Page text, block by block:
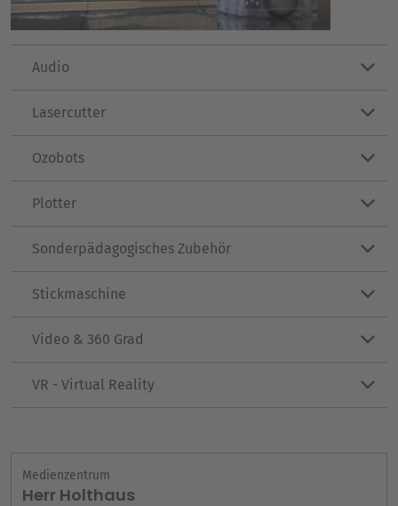
Audio
Lasercutter
Ozobots
Plotter
Sonderpädagogisches Zubehör
Stickmaschine
Video & 360 Grad
VR - Virtual Reality
Medienzentrum
Herr Holthaus